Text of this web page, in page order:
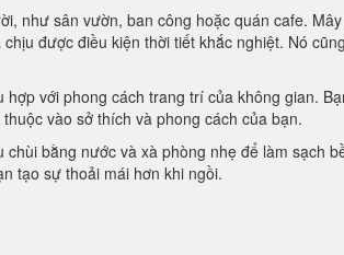
như sân vườn, ban công hoặc quán cafe.
được điều kiện thời tiết khắc nghiệt. Nó
với phong cách trang trí của không gian.
vào sở thích và phong cách của bạn.
bằng nước và xà phòng nhẹ để làm sạch
tạo sự thoải mái hơn khi ngồi.